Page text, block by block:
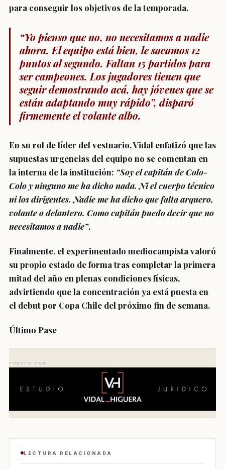
para conseguir los objetivos de la temporada.
“Yo pienso que no, no necesitamos a nadie
ahora. El equipo está bien, le sacamos 12
puntos al segundo. Faltan 15 partidos para
ser campeones. Los jugadores tienen que
seguir demostrando acá, hay jóvenes que se
están adaptando muy rápido”, disparó
firmemente el volante albo.
En su rol de líder del vestuario, Vidal enfatizó que las
supuestas urgencias del equipo no se comentan en
la interna de la institución: “Soy el capitán de Colo-
Colo y ninguno me ha dicho nada. Ni el cuerpo técnico
ni los dirigentes. Nadie me ha dicho que falta arquero,
volante o delantero. Como capitán puedo decir que no
necesitamos a nadie”.
Finalmente, el experimentado mediocampista valoró
su propio estado de forma tras completar la primera
mitad del año en plenas condiciones físicas,
advirtiendo que la concentración ya está puesta en
el debut por Copa Chile del próximo fin de semana.
Último Pase
PUBLICIDAD
LECTURA RELACIONADA